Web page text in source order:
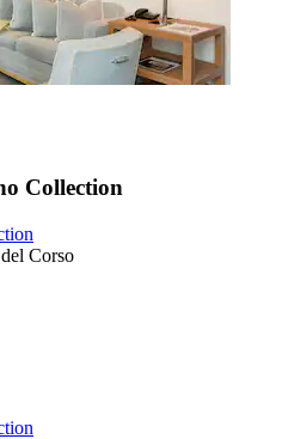
Collection
Corso